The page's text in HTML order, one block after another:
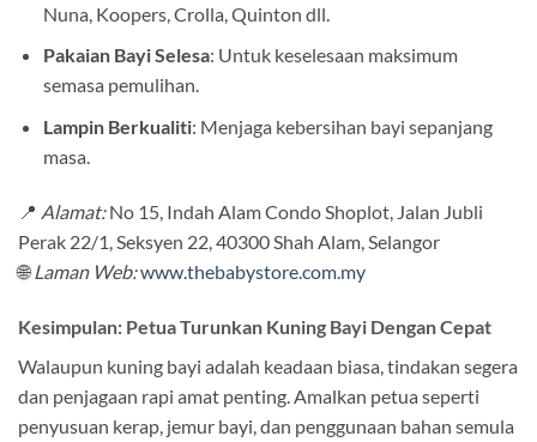
Nuna, Koopers, Crolla, Quinton dll.
Pakaian Bayi Selesa: Untuk keselesaan maksimum
semasa pemulihan.
Lampin Berkualiti: Menjaga kebersihan bayi sepanjang
masa.
📍 Alamat:No 15, Indah Alam Condo Shoplot, Jalan Jubli
Perak 22/1, Seksyen 22, 40300 Shah Alam, Selangor
🌐 Laman Web:www.thebabystore.com.my
Kesimpulan: Petua Turunkan Kuning Bayi Dengan Cepat
Walaupun kuning bayi adalah keadaan biasa, tindakan segera
dan penjagaan rapi amat penting. Amalkan petua seperti
penyusuan kerap, jemur bayi, dan penggunaan bahan semula